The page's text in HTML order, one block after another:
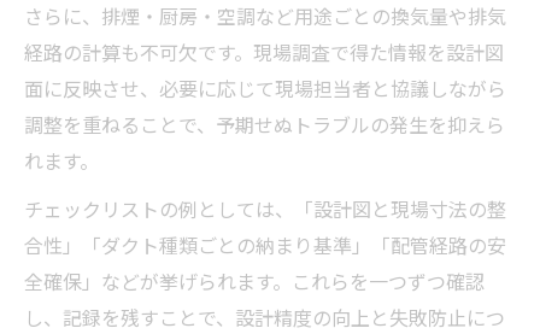
さらに、排煙・厨房・空調など用途ごとの換気量や排気
経路の計算も不可欠です。現場調査で得た情報を設計図
面に反映させ、必要に応じて現場担当者と協議しながら
調整を重ねることで、予期せぬトラブルの発生を抑えら
れます。
チェックリストの例としては、「設計図と現場寸法の整
合性」「ダクト種類ごとの納まり基準」「配管経路の安
全確保」などが挙げられます。これらを一つずつ確認
し、記録を残すことで、設計精度の向上と失敗防止につ